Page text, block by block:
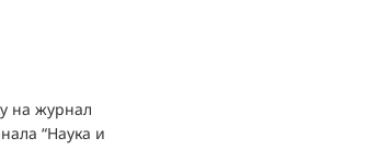
на журнал
“Наука и